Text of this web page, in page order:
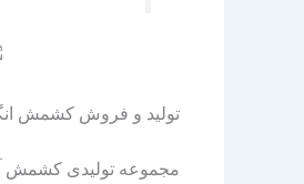
تولید و فروش کشمش
مجموعه تولیدی کشمش